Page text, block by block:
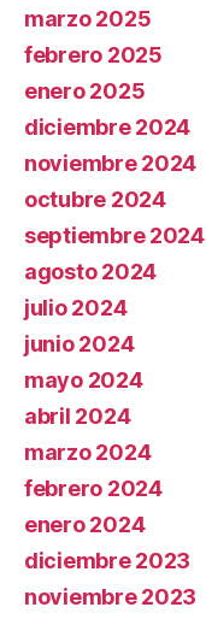
marzo 2025
febrero 2025
enero 2025
diciembre 2024
noviembre 2024
octubre 2024
septiembre 2024
agosto 2024
julio 2024
junio 2024
mayo 2024
abril 2024
marzo 2024
febrero 2024
enero 2024
diciembre 2023
noviembre 2023